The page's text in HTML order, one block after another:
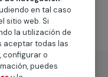
en tal caso
sitio web. Si
la utilización de
aceptar todas las
configurar o
puedes